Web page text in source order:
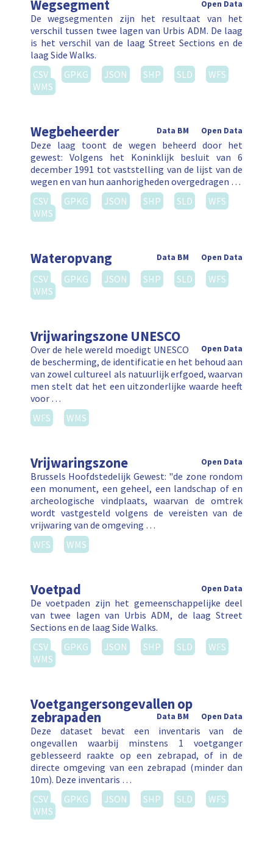
Wegsegment Open Data
De wegsegmenten zijn het resultaat van het
verschil tussen twee lagen van Urbis ADM. De laag
is het verschil van de laag Street Sections en de
laag Side Walks.
CSV
GPKG JSON SHP SLD
WFS
WMS
Wegbeheerder Open Data
Data BM
Deze laag toont de wegen beheerd door het
gewest: Volgens het Koninklijk besluit van 6
december 1991 tot vaststelling van de lijst van de
wegen en van hun aanhorigheden overgedragen …
CSV
GPKG JSON SHP SLD
WFS
WMS
Wateropvang Open Data
Data BM
CSV GPKG JSON SHP SLD
WFS
WMS
Vrijwaringszone UNESCO
Open Data
Over de hele wereld moedigt UNESCO
de bescherming, de identificatie en het behoud aan
van zowel cultureel als natuurlijk erfgoed, waarvan
men stelt dat het een uitzonderlijke waarde heeft
voor …
WFS
WMS
Vrijwaringszone Open Data
Brussels Hoofdstedelijk Gewest: "de zone rondom
een monument, een geheel, een landschap of en
archeologische vindplaats, waarvan de omtrek
wordt vastgesteld volgens de vereisten van de
vrijwaring van de omgeving …
WFS
WMS
Voetpad Open Data
De voetpaden zijn het gemeenschappelijke deel
van twee lagen van Urbis ADM, de laag Street
Sections en de laag Side Walks.
CSV
GPKG JSON SHP SLD
WFS
WMS
Voetgangersongevallen op
zebrapaden Open Data
Data BM
Deze dataset bevat een inventaris van de
ongevallen waarbij minstens 1 voetganger
geblesseerd raakte op een zebrapad, of in de
directe omgeving van een zebrapad (minder dan
10m). Deze inventaris …
CSV
GPKG JSON SHP SLD
WFS
WMS